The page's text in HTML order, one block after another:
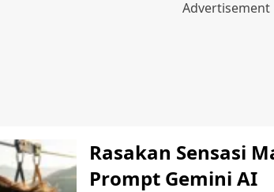
Rasakan Sensasi
Prompt Gemini AI